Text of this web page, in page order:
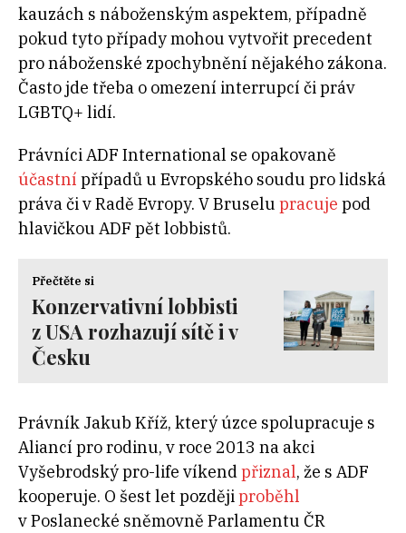
kauzách s náboženským aspektem, případně
pokud tyto případy mohou vytvořit precedent
pro náboženské zpochybnění nějakého zákona.
Často jde třeba o omezení interrupcí či práv
LGBTQ+ lidí.
Právníci ADF International se opakovaně
účastní případů u Evropského soudu pro lidská
práva či v Radě Evropy. V Bruselu pracuje pod
hlavičkou ADF pět lobbistů.
Přečtěte si
Konzervativní lobbisti
z USA rozhazují sítě i v
Česku
Právník Jakub Kříž, který úzce spolupracuje s
Aliancí pro rodinu, v roce 2013 na akci
Vyšebrodský pro-life víkend přiznal, že s ADF
kooperuje. O šest let později proběhl
v Poslanecké sněmovně Parlamentu ČR